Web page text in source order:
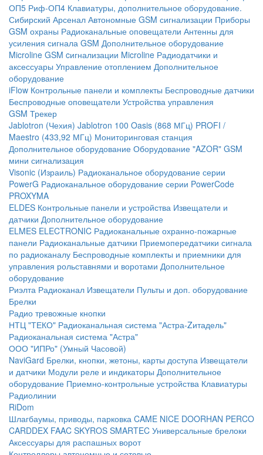
ОП5 Риф-ОП4 Клавиатуры, дополнительное оборудование.
Сибирский Арсенал Автономные GSM сигнализации Приборы
GSM охраны Радиоканальные оповещатели Антенны для
усиления сигнала GSM Дополнительное оборудование
Microline GSM cигнализации Microline Радиодатчики и
аксессуары Управление отоплением Дополнительное
оборудование
iFlow Контрольные панели и комплекты Беспроводные датчики
Беспроводные оповещатели Устройства управления
GSM Трекер
Jablotron (Чехия) Jablotron 100 Oasis (868 МГц) PROFI /
Maestro (433,92 МГц) Мониторинговая станция
Дополнительное оборудование Оборудование "AZOR" GSM
мини сигнализация
Visonic (Израиль) Радиоканальное оборудование серии
PowerG Радиоканальное оборудование серии PowerCode
PROXYMA
ELDES Контрольные панели и устройства Извещатели и
датчики Дополнительное оборудование
ELMES ELECTRONIC Радиоканальные охранно-пожарные
панели Радиоканальные датчики Приемопередатчики сигнала
по радиоканалу Беспроводные комплекты и приемники для
управления рольставнями и воротами Дополнительное
оборудование
Риэлта Радиоканал Извещатели Пульты и доп. оборудование
Брелки
Радио тревожные кнопки
НТЦ "ТЕКО" Радиоканальная система "Астра-Zитадель"
Радиоканальная система "Астра"
ООО "ИПРо" (Умный Часовой)
NaviGard Брелки, кнопки, жетоны, карты доступа Извещатели
и датчики Модули реле и индикаторы Дополнительное
оборудование Приемно-контрольные устройства Клавиатуры
Радиолинии
RiDom
Шлагбаумы, приводы, парковка CAME NICE DOORHAN PERCO
CARDDEX FAAC SKYROS SMARTEC Универсальные брелоки
Аксессуары для распашных ворот